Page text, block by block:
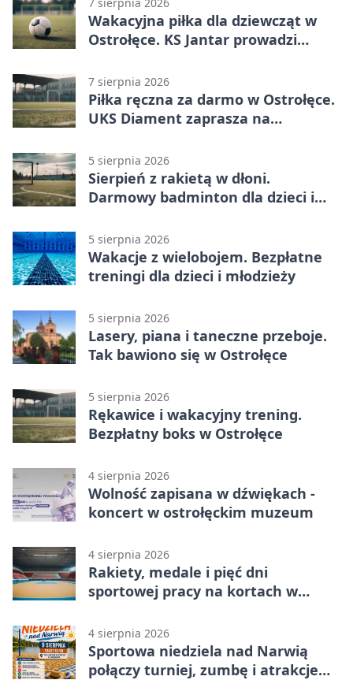
Wakacyjna piłka dla dziewcząt w
Ostrołęce. KS Jantar prowadzi
7 sierpnia 2026
Piłka ręczna za darmo w Ostrołęce.
UKS Diament zaprasza na
5 sierpnia 2026
Sierpień z rakietą w dłoni.
Darmowy badminton dla dzieci i
5 sierpnia 2026
Wakacje z wielobojem. Bezpłatne
treningi dla dzieci i młodzieży
5 sierpnia 2026
Lasery, piana i taneczne przeboje.
Tak bawiono się w Ostrołęce
5 sierpnia 2026
Rękawice i wakacyjny trening.
Bezpłatny boks w Ostrołęce
4 sierpnia 2026
Wolność zapisana w dźwiękach -
koncert w ostrołęckim muzeum
4 sierpnia 2026
Rakiety, medale i pięć dni
sportowej pracy na kortach w
4 sierpnia 2026
Sportowa niedziela nad Narwią
połączy turniej, zumbę i atrakcje